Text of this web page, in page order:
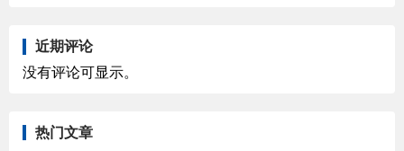
近期评论
没有评论可显示。
热门文章